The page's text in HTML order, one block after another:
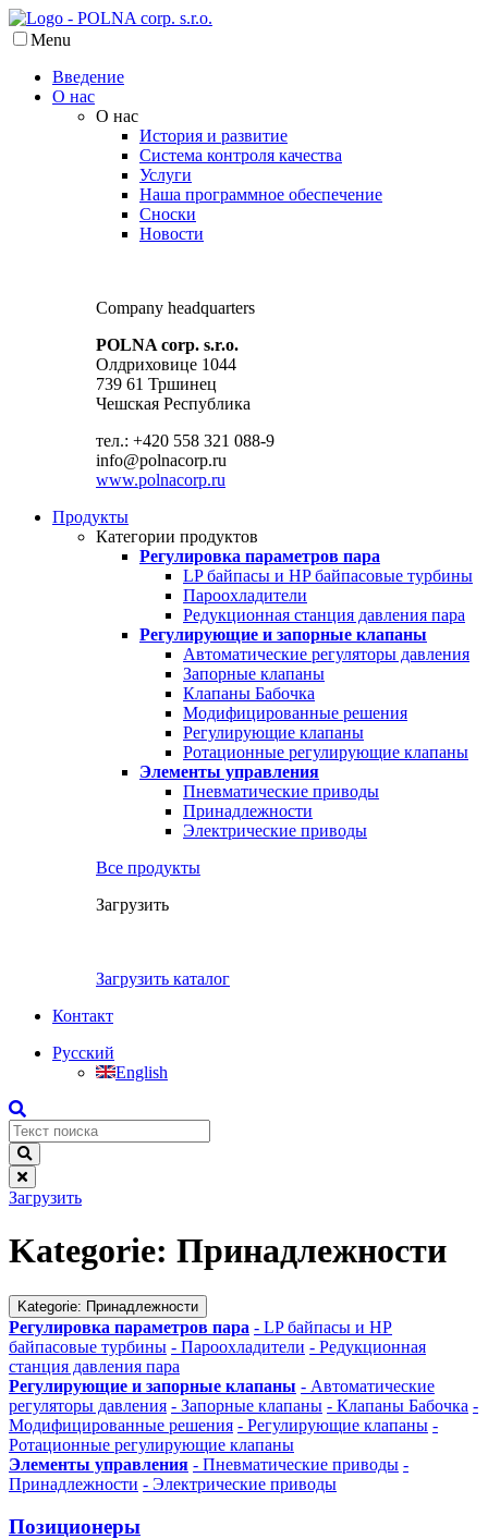
Menu
Введение
О нас
О нас
История и развитие
Система контроля качества
Услуги
Наша программное обеспечение
Сноски
Новости
Company headquarters
POLNA corp. s.r.o.
Олдриховице 1044
739 61 Тршинец
Чешская Республика
тел.: +420 558 321 088-9
info@polnacorp.ru
www.polnacorp.ru
Продукты
Категории продуктов
Регулировка параметров пара
LP байпасы и HP байпасовые турбины
Пароохладители
Редукционная станция давления пара
Регулирующие и запорные клапаны
Автоматические регуляторы давления
Запорные клапаны
Клапаны Бабочка
Модифицированные решения
Регулирующие клапаны
Ротационные регулирующие клапаны
Элементы управления
Пневматические приводы
Принадлежности
Электрические приводы
Все продукты
Загрузить
Загрузить каталог
Контакт
Русский
English
Загрузить
Kategorie: Принадлежности
Kategorie: Принадлежности
Регулировка параметров пара - LP байпасы и HP
байпасовые турбины - Пароохладители - Редукционная
станция давления пара
Регулирующие и запорные клапаны - Автоматические
регуляторы давления - Запорные клапаны - Клапаны Бабочка -
Модифицированные решения - Регулирующие клапаны -
Ротационные регулирующие клапаны
Элементы управления - Пневматические приводы -
Принадлежности - Электрические приводы
Позиционеры